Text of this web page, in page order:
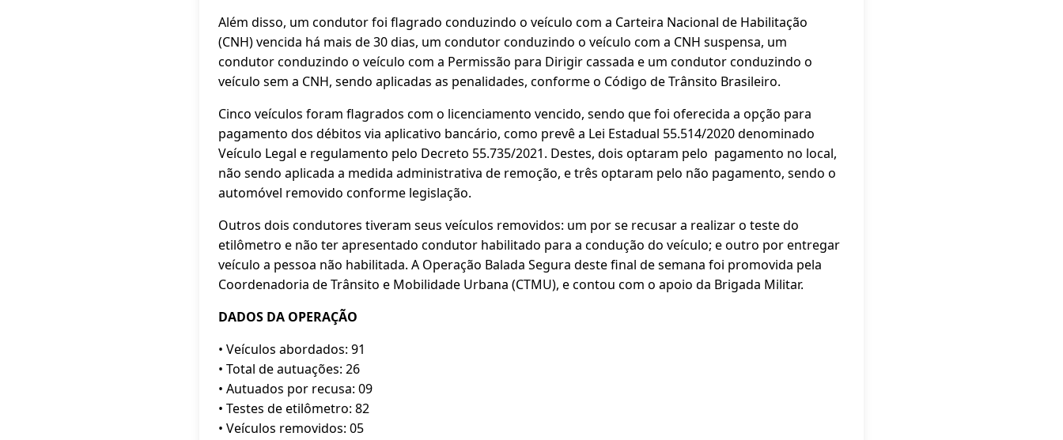
Além disso, um condutor foi flagrado conduzindo o veículo com a Carteira Nacional de Habilitação
(CNH) vencida há mais de 30 dias, um condutor conduzindo o veículo com a CNH suspensa, um
condutor conduzindo o veículo com a Permissão para Dirigir cassada e um condutor conduzindo o
veículo sem a CNH, sendo aplicadas as penalidades, conforme o Código de Trânsito Brasileiro.
Cinco veículos foram flagrados com o licenciamento vencido, sendo que foi oferecida a opção para
pagamento dos débitos via aplicativo bancário, como prevê a Lei Estadual 55.514/2020 denominado
Veículo Legal e regulamento pelo Decreto 55.735/2021. Destes, dois optaram pelo pagamento no local,
não sendo aplicada a medida administrativa de remoção, e três optaram pelo não pagamento, sendo o
automóvel removido conforme legislação.
Outros dois condutores tiveram seus veículos removidos: um por se recusar a realizar o teste do
etilômetro e não ter apresentado condutor habilitado para a condução do veículo; e outro por entregar
veículo a pessoa não habilitada. A Operação Balada Segura deste final de semana foi promovida pela
Coordenadoria de Trânsito e Mobilidade Urbana (CTMU), e contou com o apoio da Brigada Militar.
DADOS DA OPERAÇÃO
• Veículos abordados: 91
• Total de autuações: 26
• Autuados por recusa: 09
• Testes de etilômetro: 82
• Veículos removidos: 05